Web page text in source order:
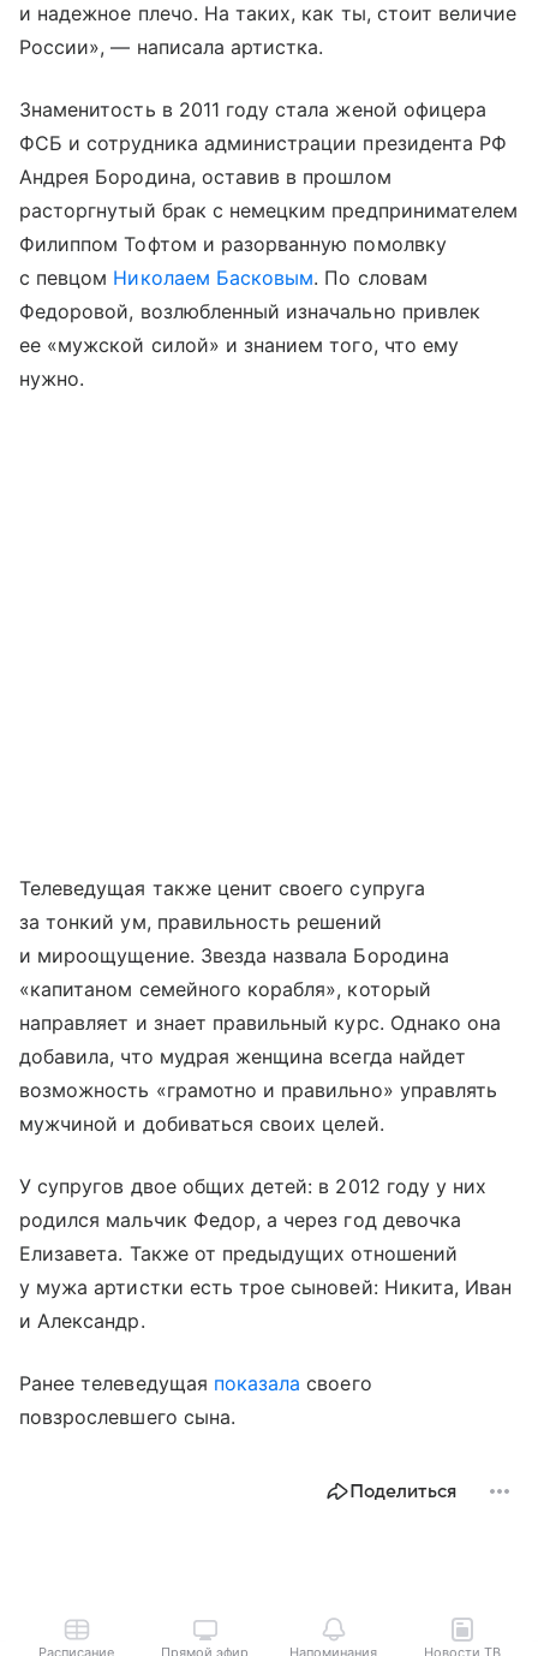
и надежное плечо. На таких, как ты, стоит величие
России», — написала артистка.
Знаменитость в 2011 году стала женой офицера
ФСБ и сотрудника администрации президента РФ
Андрея Бородина, оставив в прошлом
расторгнутый брак с немецким предпринимателем
Филиппом Тофтом и разорванную помолвку
с певцом Николаем Басковым. По словам
Федоровой, возлюбленный изначально привлек
ее «мужской силой» и знанием того, что ему
нужно.
Телеведущая также ценит своего супруга
за тонкий ум, правильность решений
и мироощущение. Звезда назвала Бородина
«капитаном семейного корабля», который
направляет и знает правильный курс. Однако она
добавила, что мудрая женщина всегда найдет
возможность «грамотно и правильно» управлять
мужчиной и добиваться своих целей.
У супругов двое общих детей: в 2012 году у них
родился мальчик Федор, а через год девочка
Елизавета. Также от предыдущих отношений
у мужа артистки есть трое сыновей: Никита, Иван
и Александр.
Ранее телеведущая показала своего
повзрослевшего сына.
Поделиться
Расписание Прямой эфир Напоминания Новости ТВ